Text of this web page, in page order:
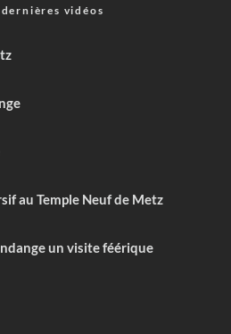
dernières vidéos
au Temple Neuf de Metz
un visite féérique